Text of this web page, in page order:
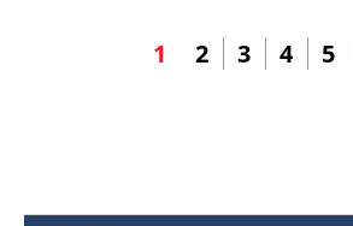
1 2 3 4 5